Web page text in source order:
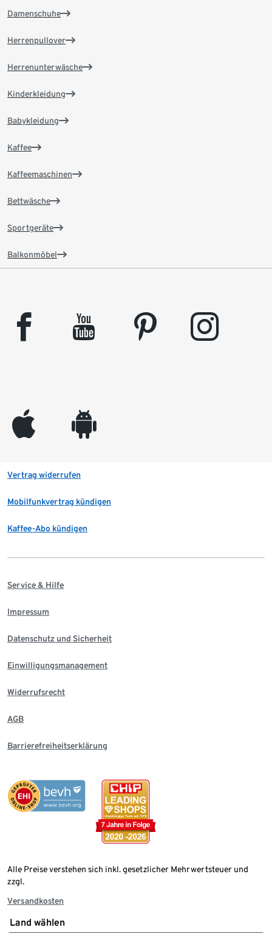
Damenschuhe
Herrenpullover
Herrenunterwäsche
Kinderkleidung
Babykleidung
Kaffee
Kaffeemaschinen
Bettwäsche
Sportgeräte
Balkonmöbel
facebook youtube pinterest instagram
appleinc android
Vertrag widerrufen
Mobilfunkvertrag kündigen
Kaffee-Abo kündigen
Service & Hilfe
Impressum
Datenschutz und Sicherheit
Einwilligungsmanagement
Widerrufsrecht
AGB
Barrierefreiheitserklärung
Alle Preise verstehen sich inkl. gesetzlicher Mehrwertsteuer und
zzgl.
Versandkosten
Land wählen